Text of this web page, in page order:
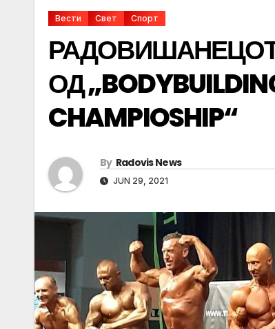
Вести Свет Спорт
ОД
CHAMPIOSHIP“
By Radovis News
JUN 29, 2021